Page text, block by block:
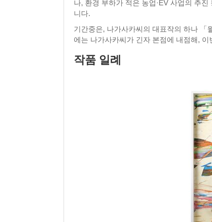
나, 환경 부하가 적은 농업·EV 사업의 추
니다.
기간중은, 나가사카씨의 대표작의 하나 「
에는 나가사카씨가 긴자 본점에 내점해,
작품 일례